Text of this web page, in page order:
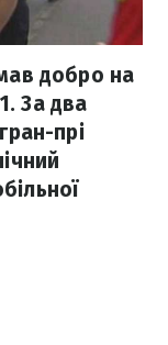
добро на
За два
прі